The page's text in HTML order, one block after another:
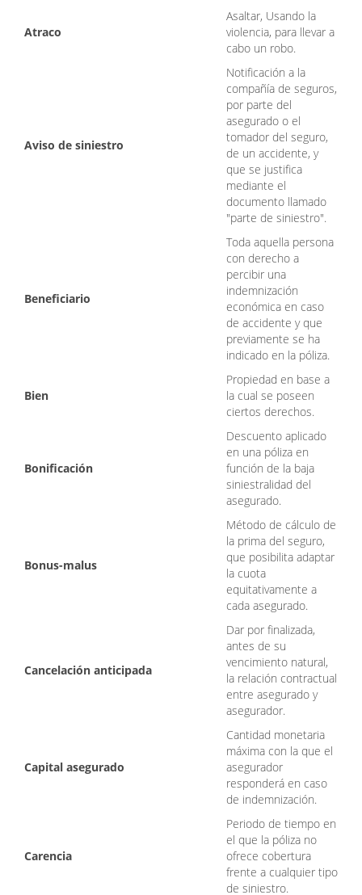
Atraco
Asaltar, Usando la
violencia, para llevar a
cabo un robo.
Aviso de siniestro
Notificación a la
compañía de seguros,
por parte del
asegurado o el
tomador del seguro,
de un accidente, y
que se justifica
mediante el
documento llamado
"parte de siniestro".
Beneficiario
Toda aquella persona
con derecho a
percibir una
indemnización
económica en caso
de accidente y que
previamente se ha
indicado en la póliza.
Bien
Propiedad en base a
la cual se poseen
ciertos derechos.
Bonificación
Descuento aplicado
en una póliza en
función de la baja
siniestralidad del
asegurado.
Bonus-malus
Método de cálculo de
la prima del seguro,
que posibilita adaptar
la cuota
equitativamente a
cada asegurado.
Cancelación anticipada
Dar por finalizada,
antes de su
vencimiento natural,
la relación contractual
entre asegurado y
asegurador.
Capital asegurado
Cantidad monetaria
máxima con la que el
asegurador
responderá en caso
de indemnización.
Carencia
Periodo de tiempo en
el que la póliza no
ofrece cobertura
frente a cualquier tipo
de siniestro.